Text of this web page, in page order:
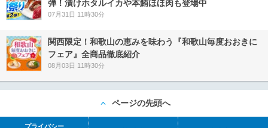
弾！漬けホタルイカや本鮪ほほ肉も登場中
07月31日 11時30分
関西限定！和歌山の恵みを味わう『和歌山毎度おおきに
フェア』全商品徹底紹介
08月03日 11時30分
ページの先頭へ
プライバシー